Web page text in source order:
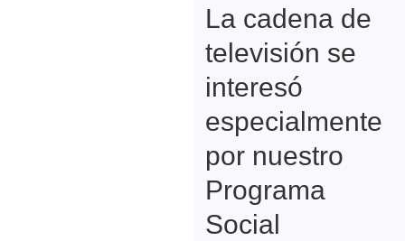
La cadena de
televisión se
interesó
especialmente
por nuestro
Programa
Social